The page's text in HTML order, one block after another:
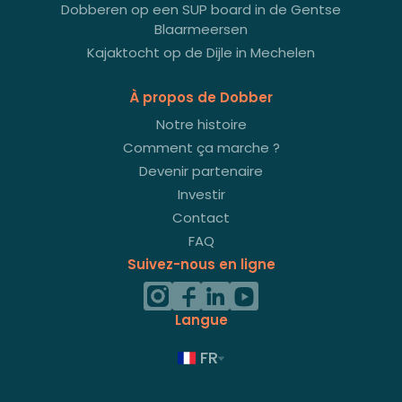
Dobberen op een SUP board in de Gentse
Blaarmeersen
Kajaktocht op de Dijle in Mechelen
À propos de Dobber
Notre histoire
Comment ça marche ?
Devenir partenaire
Investir
Contact
FAQ
Suivez-nous en ligne
Langue
FR